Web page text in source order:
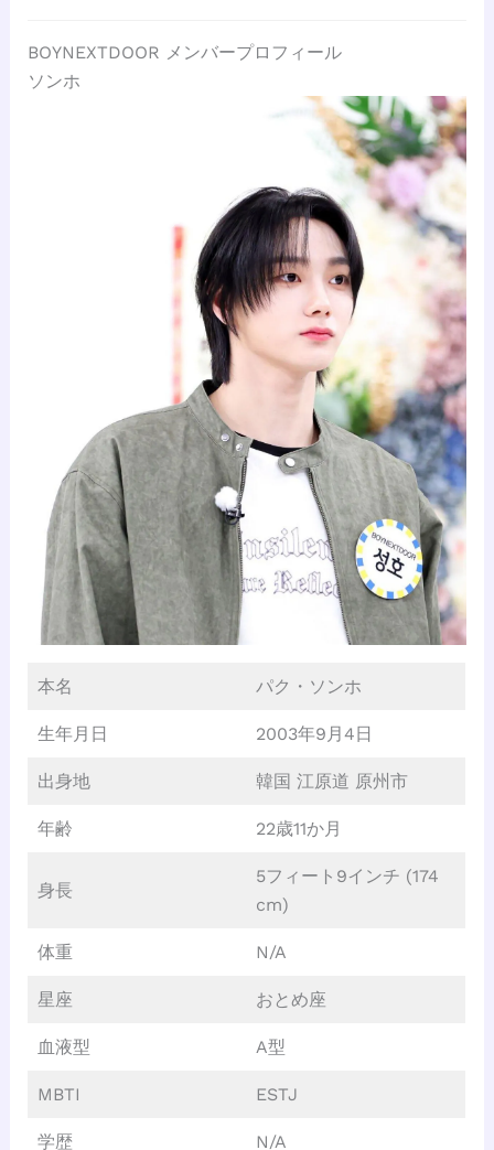
BOYNEXTDOOR メンバープロフィール
ソンホ
本名 パク・ソンホ
生年月日 2003年9月4日
出身地 韓国 江原道 原州市
年齢 22歳11か月
身長
5フィート9インチ (174
cm)
体重 N/A
星座 おとめ座
血液型 A型
MBTI ESTJ
学歴 N/A